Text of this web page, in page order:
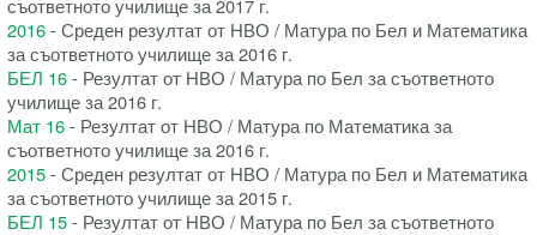
съответното училище за 2017 г.
2016- Среден резултат от НВО / Матура по Бел и Математика
за съответното училище за 2016 г.
БЕЛ 16- Резултат от НВО / Матура по Бел за съответното
училище за 2016 г.
Мат 16- Резултат от НВО / Матура по Математика за
съответното училище за 2016 г.
2015- Среден резултат от НВО / Матура по Бел и Математика
за съответното училище за 2015 г.
БЕЛ 15- Резултат от НВО / Матура по Бел за съответното